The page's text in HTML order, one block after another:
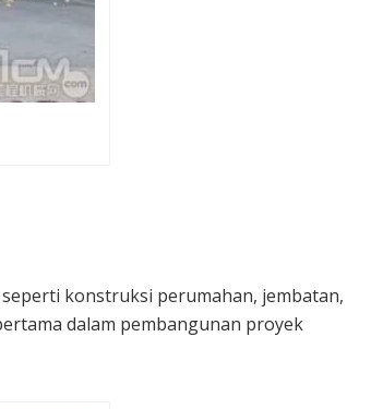
konstruksi perumahan, jembatan,
dalam pembangunan proyek